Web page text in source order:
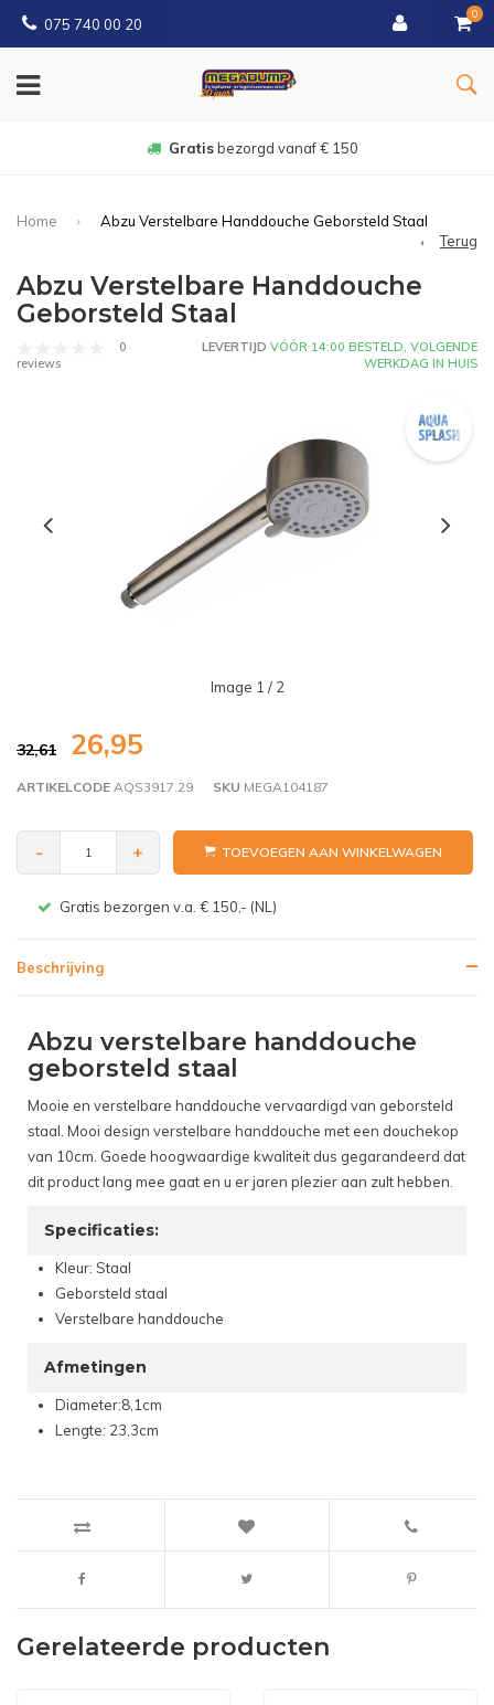
075 740 00 20
0
Gratisbezorgd vanaf € 150
Home
Abzu Verstelbare Handdouche Geborsteld Staal
Terug
Abzu Verstelbare Handdouche
Geborsteld Staal
0
reviews
LEVERTIJD VÓÓR 14:00 BESTELD, VOLGENDE
WERKDAG IN HUIS
Image 1 / 2
32,61 26,95
ARTIKELCODE AQS3917.29 SKU MEGA104187
- + TOEVOEGEN AAN WINKELWAGEN
Gratis bezorgen v.a. € 150,- (NL)
Beschrijving
Abzu verstelbare handdouche
geborsteld staal
Mooie en verstelbare handdouche vervaardigd van geborsteld
staal. Mooi design verstelbare handdouche met een douchekop
van 10cm. Goede hoogwaardige kwaliteit dus gegarandeerd dat
dit product lang mee gaat en u er jaren plezier aan zult hebben.
Specificaties:
Kleur: Staal
Geborsteld staal
Verstelbare handdouche
Afmetingen
Diameter:8,1cm
Lengte: 23,3cm
Gerelateerde producten